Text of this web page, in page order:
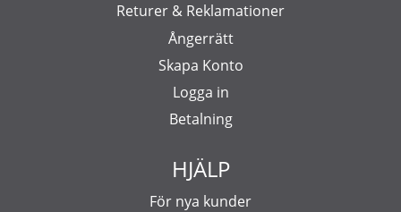
Returer & Reklamationer
Ångerrätt
Skapa Konto
Logga in
Betalning
HJÄLP
För nya kunder